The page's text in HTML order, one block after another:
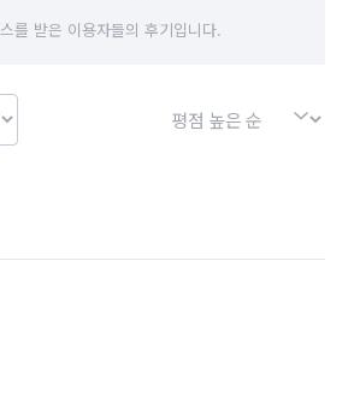
를 받은 이용자들의 후기입니다.